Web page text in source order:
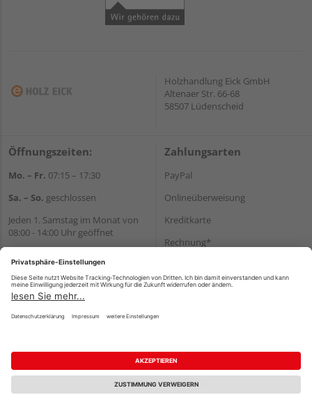
Holzhandlung Eick GmbH
Altenaer Str. 66-68
58507 Lüdenscheid
Öffnungszeiten:
Mo. – Fr. 07:15 – 17:30
Sa. – So. geschlossen
Jeden 1. Samstag im Monat von
08:00 - 14:00 Uhr geöffnet
weiter
Tel.:+49 2351 90330
E-Mail: shop@holz-eick.de
Zahlungsarten
PayPal
Onlineüberweisung
Kreditkarte
Rechnung*
Versand
Impressum AGB Widerruf
Datenschutz
Reservierungsbedingungen
Vertrag widerrufen